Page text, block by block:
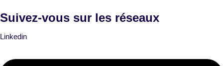
Suivez-vous sur les réseaux
Linkedin